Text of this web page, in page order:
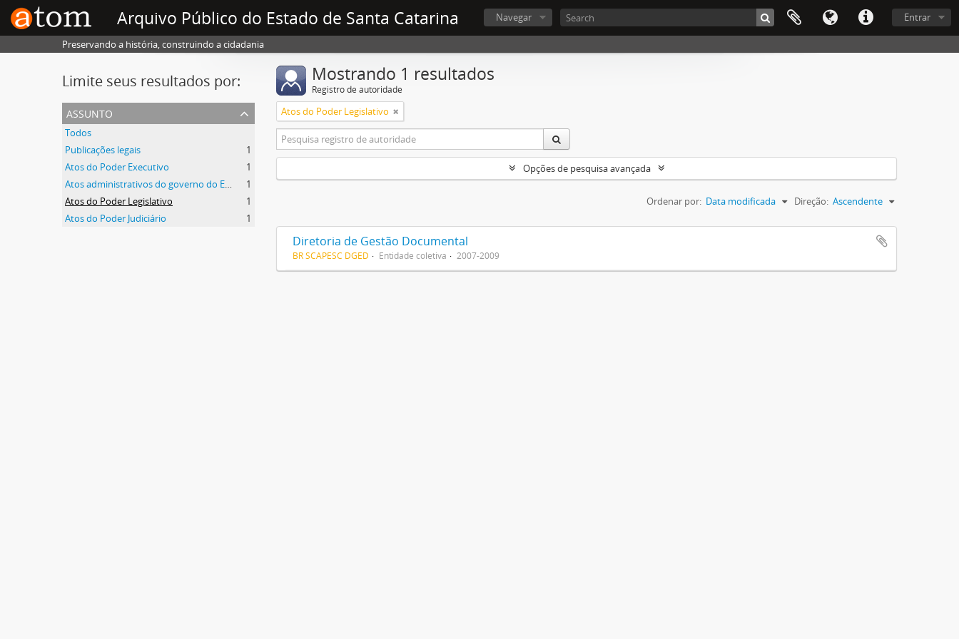
Arquivo Público do Estado de Santa Catarina Entrar
Navegar
Preservando a história, construindo a cidadania
Limite seus resultados por:
assunto
Todos
Publicações legais
1
Atos do Poder Executivo
1
Atos administrativos do governo do Estado
1
Atos do Poder Legislativo
1
Atos do Poder Judiciário
1
Mostrando 1 resultados
Registro de autoridade
Atos do Poder Legislativo
Opções de pesquisa avançada
Ordenar por: Data modificada Direção: Ascendente
Diretoria de Gestão Documental
BR SCAPESC DGED Entidade coletiva 2007-2009